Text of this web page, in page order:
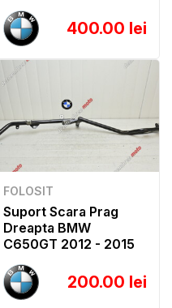
400.00 lei
FOLOSIT
Suport Scara Prag
Dreapta BMW
C650GT 2012 - 2015
200.00 lei